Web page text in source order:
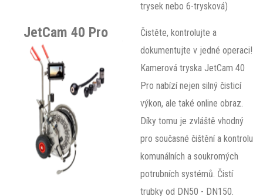
trysek nebo 6-trysková)
JetCam 40 Pro
Čistěte, kontrolujte a
dokumentujte v jedné operaci!
Kamerová tryska JetCam 40
Pro nabízí nejen silný čisticí
výkon, ale také online obraz.
Díky tomu je zvláště vhodný
pro současné čištění a kontrolu
komunálních a soukromých
potrubních systémů. Čistí
trubky od DN50 - DN150.